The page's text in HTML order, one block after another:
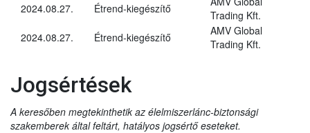
2024.08.27.
Étrend-kiegészítő
Trading Kft.
2024.08.27.
Étrend-kiegészítő
AMV Global
Trading Kft.
Jogsértések
A keresőben megtekinthetik az élelmiszerlánc-biztonsági
szakemberek által feltárt, hatályos jogsértő eseteket.